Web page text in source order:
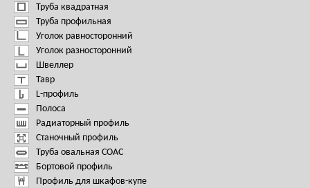
Труба квадратная
Труба профильная
Уголок равносторонний
Уголок разносторонний
Швеллер
Тавр
L-профиль
Полоса
Радиаторный профиль
Станочный профиль
Труба овальная СОАС
Бортовой профиль
Профиль для шкафов-купе